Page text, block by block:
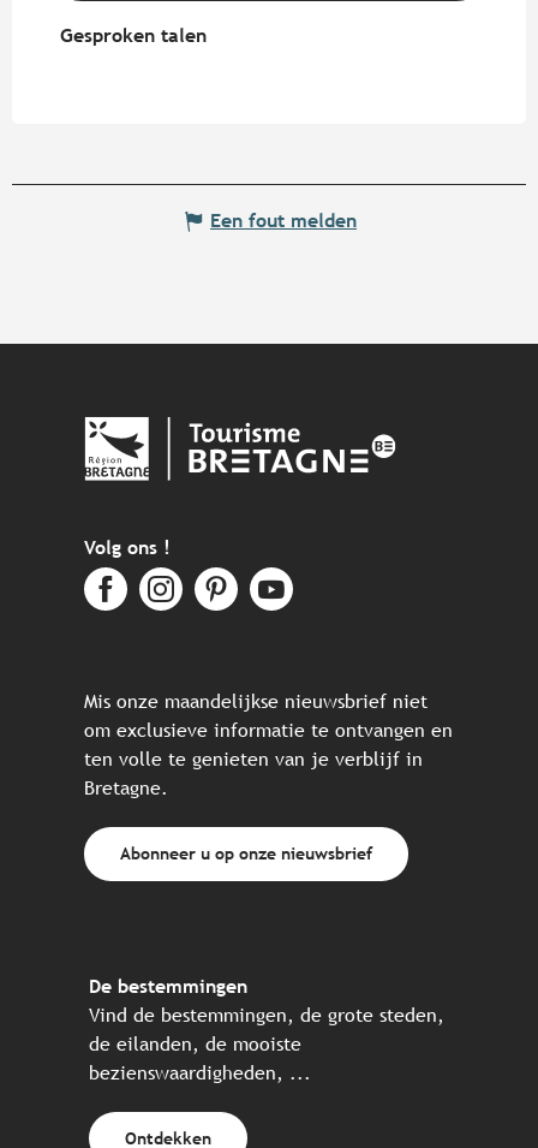
Gesproken talen
Gesproken talen
Een fout melden
Volg ons !
Mis onze maandelijkse nieuwsbrief niet
om exclusieve informatie te ontvangen en
ten volle te genieten van je verblijf in
Bretagne.
Abonneer u op onze nieuwsbrief
De bestemmingen
Vind de bestemmingen, de grote steden,
de eilanden, de mooiste
bezienswaardigheden, ...
Ontdekken